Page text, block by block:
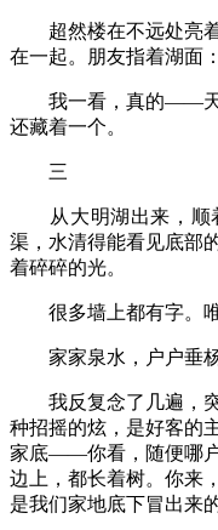
超然楼在不远处亮着
在一起。朋友指着湖面
我一看，真的——天
还藏着一个。
三
从大明湖出来，顺
渠，水清得能看见底部
着碎碎的光。
很多墙上都有字。
家家泉水，户户垂杨
我反复念了几遍，突
种招摇的炫，是好客的
家底——你看，随便哪
边上，都长着树。你来
是我们家地底下冒出来的